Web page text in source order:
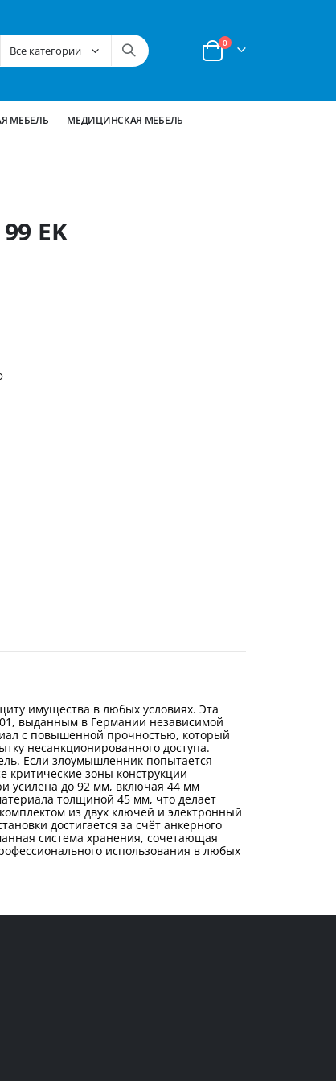
Корзина
0позиции
МЕБЕЛЬ МЕДИЦИНСКАЯ МЕБЕЛЬ
EK
имущества в любых условиях. Эта
выданным в Германии независимой
с повышенной прочностью, который
несанкционированного доступа.
Если злоумышленник попытается
критические зоны конструкции
усилена до 92 мм, включая 44 мм
толщиной 45 мм, что делает
из двух ключей и электронный
достигается за счёт анкерного
система хранения, сочетающая
использования в любых